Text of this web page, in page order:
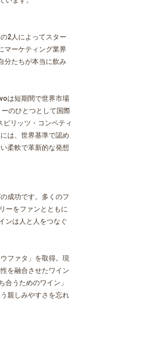
2人によってスター
マーケティング業界
分たちが本当に飲み
は短期間で世界市場
のひとつとして国際
リッツ・コンペティ
は、世界基準で認め
柔軟で革新的な発想
成功です。多くのフ
ーをファンとともに
ンは人と人をつなぐ
ファタ」を取得。現
を融合させたワイン
うためのワイン」
親しみやすさを忘れ